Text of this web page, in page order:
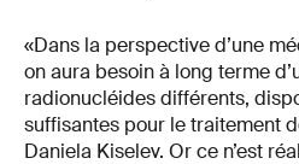
«Dans la perspective d’une
on aura besoin à long terme
radionucléides différents,
suffisantes pour le traitement
Daniela Kiselev. Or ce n’est